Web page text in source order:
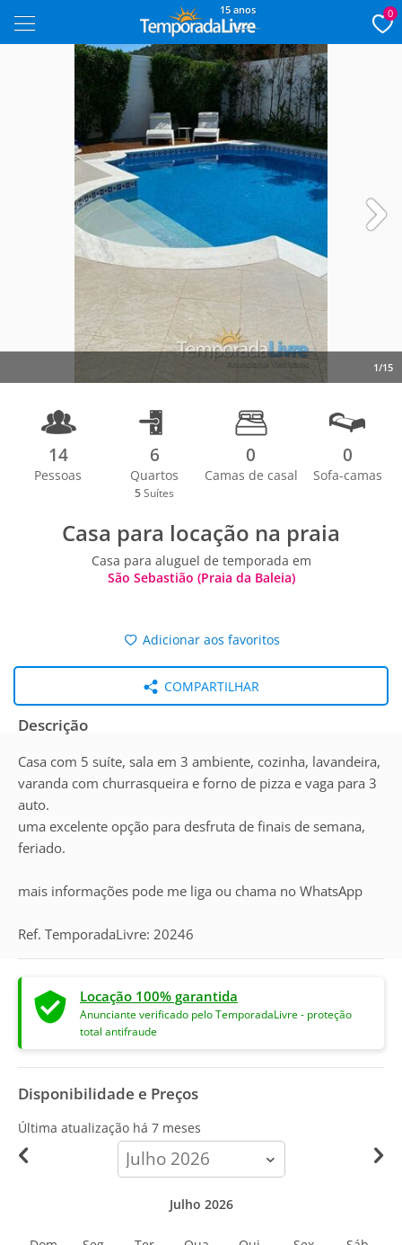
15 anos 0
1/15
14
Pessoas
6
Quartos
5 Suítes
0
Camas de casal
0
Sofa-camas
Casa para locação na praia
Casa para aluguel de temporada em
São Sebastião (Praia da Baleia)
Adicionar aos favoritos
COMPARTILHAR
Descrição
Casa com 5 suíte, sala em 3 ambiente, cozinha, lavandeira,
varanda com churrasqueira e forno de pizza e vaga para 3
auto.
uma excelente opção para desfruta de finais de semana,
feriado.
mais informações pode me liga ou chama no WhatsApp
Ref. TemporadaLivre: 20246
Locação 100% garantida
Anunciante verificado pelo TemporadaLivre - proteção
total antifraude
Disponibilidade e Preços
Última atualização há 7 meses
calendar-
month
Julho 2026